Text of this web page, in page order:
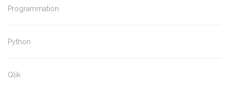
Programmation
Python
Qlik